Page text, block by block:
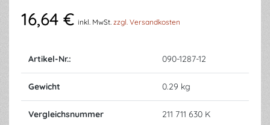
16,64 € inkl. MwSt. zzgl. Versandkosten
Artikel-Nr.: 090-1287-12
Gewicht 0.29 kg
Vergleichsnummer 211 711 630 K